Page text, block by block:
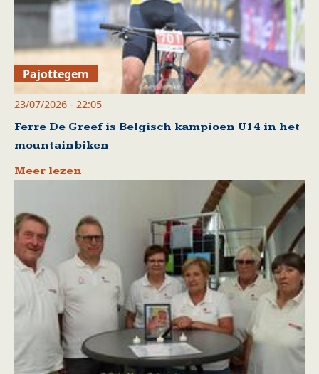
Pajottegem
23/07/2026 - 22:05
Ferre De Greef is Belgisch kampioen U14 in het
mountainbiken
Meer lezen